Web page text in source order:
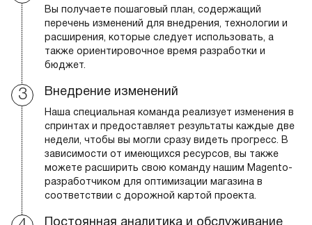
Вы получаете пошаговый план, содержащий
перечень изменений для внедрения, технологии и
расширения, которые следует использовать, а
также ориентировочное время разработки и
бюджет.
Внедрение изменений
Наша специальная команда реализует изменения в
спринтах и предоставляет результаты каждые две
недели, чтобы вы могли сразу видеть прогресс. В
зависимости от имеющихся ресурсов, вы также
можете расширить свою команду нашим Magento-
разработчиком для оптимизации магазина в
соответствии с дорожной картой проекта.
Постоянная аналитика и обслуживание